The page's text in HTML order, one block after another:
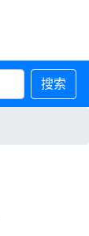
搜索